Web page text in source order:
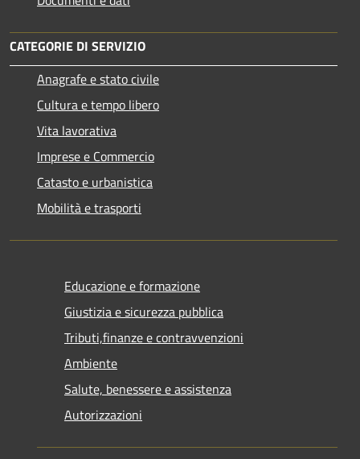
CATEGORIE DI SERVIZIO
Anagrafe e stato civile
Cultura e tempo libero
Vita lavorativa
Imprese e Commercio
Catasto e urbanistica
Mobilità e trasporti
Educazione e formazione
Giustizia e sicurezza pubblica
Tributi,finanze e contravvenzioni
Ambiente
Salute, benessere e assistenza
Autorizzazioni